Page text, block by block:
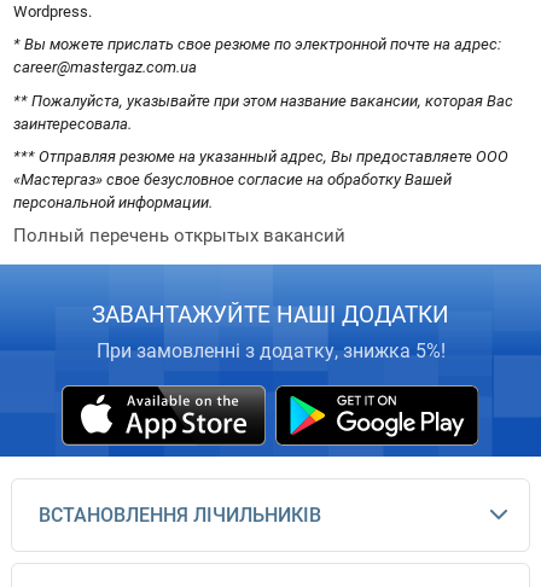
Wordpress.
* Вы можете прислать свое резюме по электронной почте на адрес:
career@mastergaz.com.ua
** Пожалуйста, указывайте при этом название вакансии, которая Вас
заинтересовала.
*** Отправляя резюме на указанный адрес, Вы предоставляете ООО
«Мастергаз» свое безусловное согласие на обработку Вашей
персональной информации.
Полный перечень открытых вакансий
ЗАВАНТАЖУЙТЕ НАШІ ДОДАТКИ
При замовленні з додатку, знижка 5%!
ВСТАНОВЛЕННЯ ЛІЧИЛЬНИКІВ